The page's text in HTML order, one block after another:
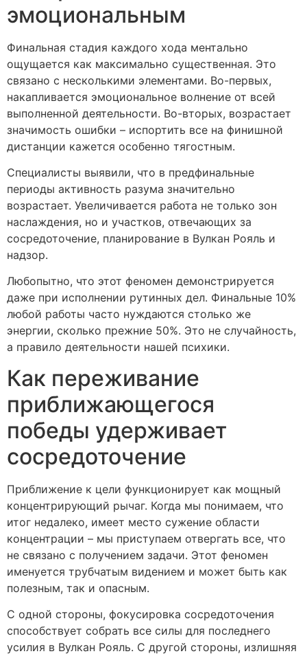
эмоциональным
Финальная стадия каждого хода ментально
ощущается как максимально существенная. Это
связано с несколькими элементами. Во-первых,
накапливается эмоциональное волнение от всей
выполненной деятельности. Во-вторых, возрастает
значимость ошибки – испортить все на финишной
дистанции кажется особенно тягостным.
Специалисты выявили, что в предфинальные
периоды активность разума значительно
возрастает. Увеличивается работа не только зон
наслаждения, но и участков, отвечающих за
сосредоточение, планирование в Вулкан Рояль и
надзор.
Любопытно, что этот феномен демонстрируется
даже при исполнении рутинных дел. Финальные 10%
любой работы часто нуждаются столько же
энергии, сколько прежние 50%. Это не случайность,
а правило деятельности нашей психики.
Как переживание
приближающегося
победы удерживает
сосредоточение
Приближение к цели функционирует как мощный
концентрирующий рычаг. Когда мы понимаем, что
итог недалеко, имеет место сужение области
концентрации – мы приступаем отвергать все, что
не связано с получением задачи. Этот феномен
именуется трубчатым видением и может быть как
полезным, так и опасным.
С одной стороны, фокусировка сосредоточения
способствует собрать все силы для последнего
усилия в Вулкан Рояль. С другой стороны, излишняя